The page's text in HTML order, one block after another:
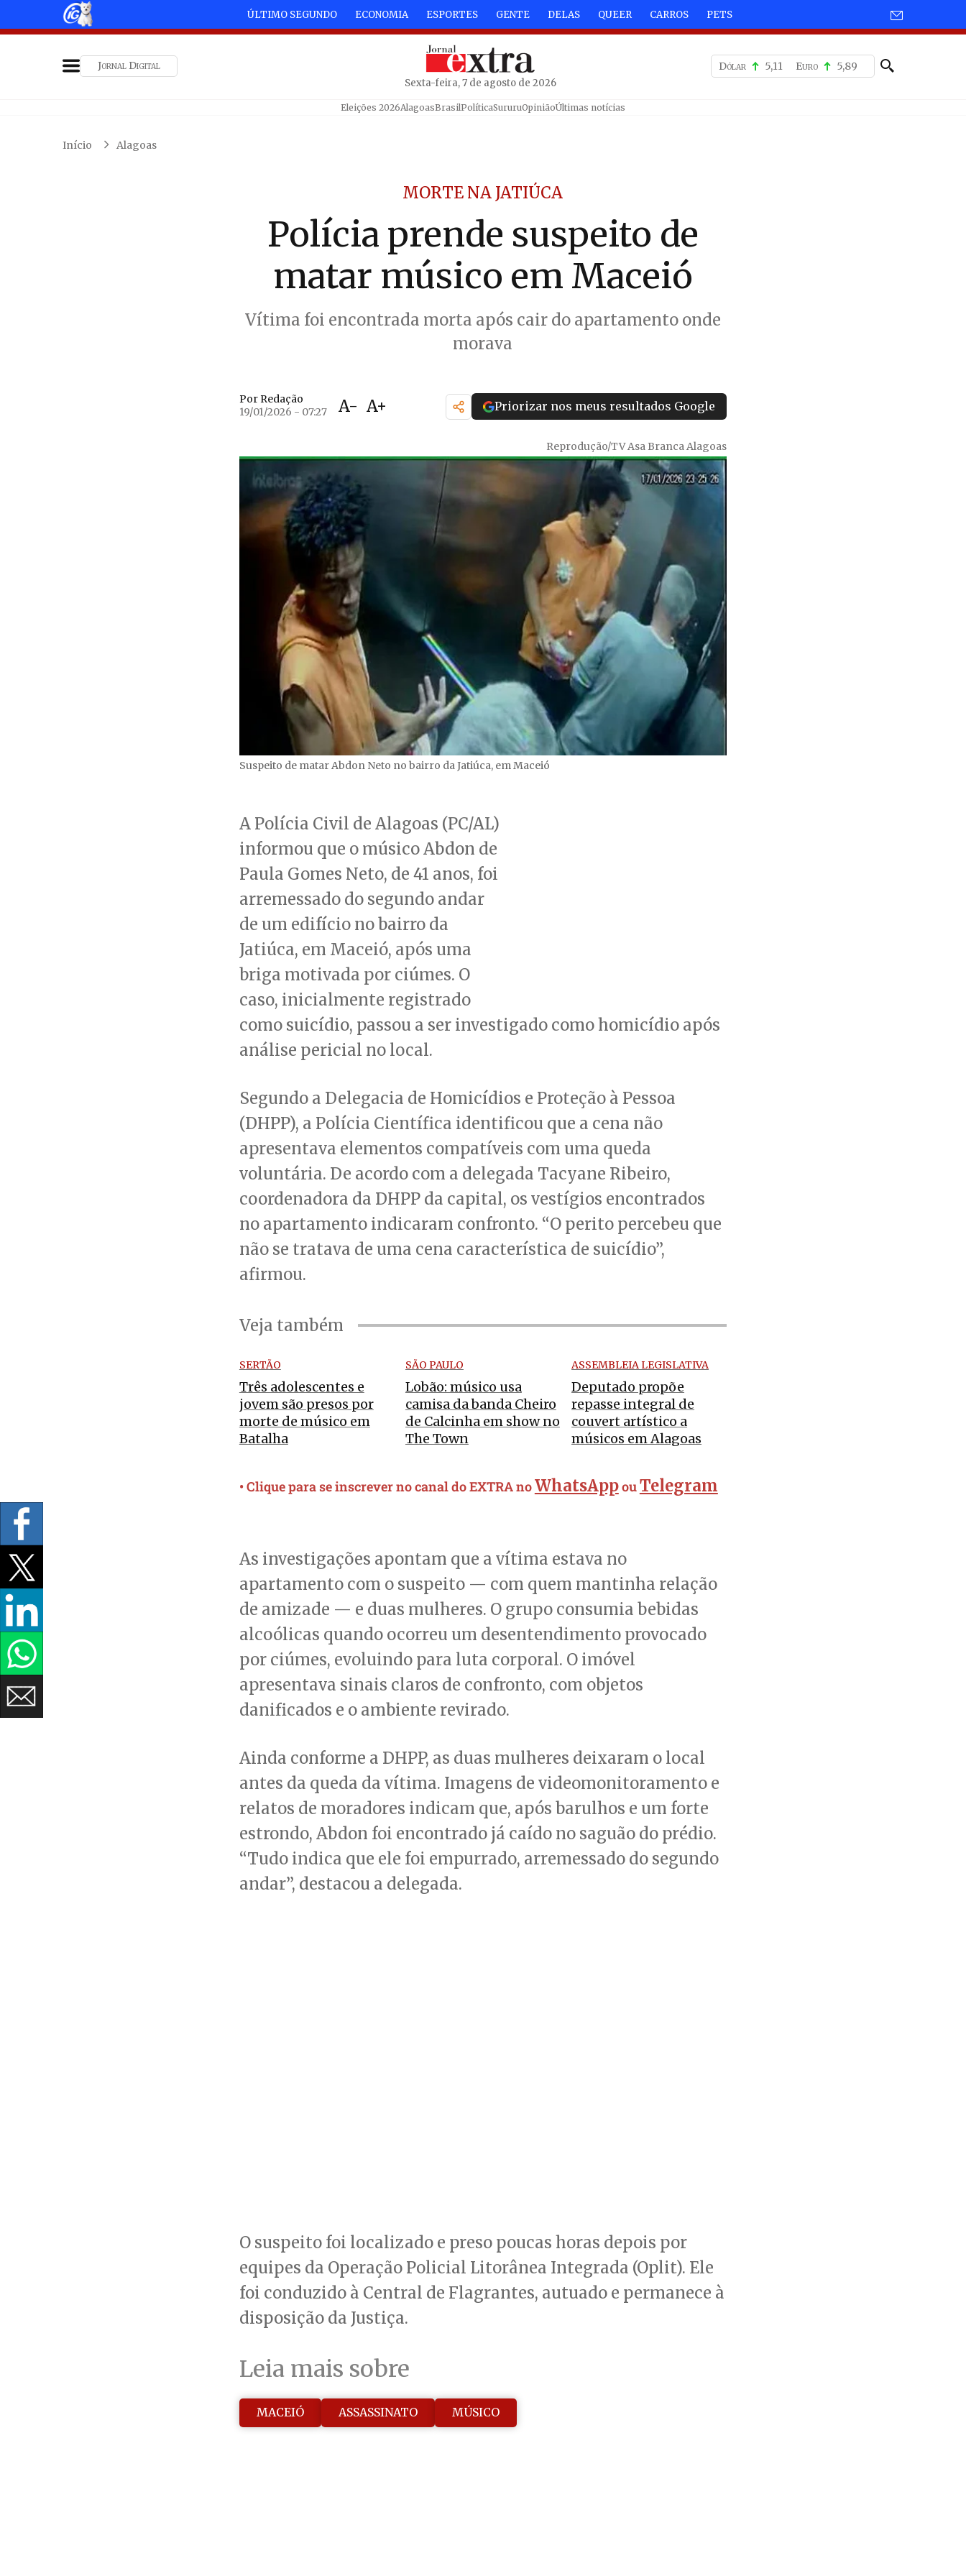
ÚLTIMO SEGUNDO ECONOMIA ESPORTES GENTE DELAS QUEER CARROS PETS
Jornal Digital
Sexta-feira, 7 de agosto de 2026
Dólar 5,11 Euro 5,89
Eleições 2026AlagoasBrasilPolíticaSururuOpiniãoÚltimas notícias
Início Alagoas
MORTE NA JATIÚCA
Polícia prende suspeito de
matar músico em Maceió
Vítima foi encontrada morta após cair do apartamento onde
morava
Por Redação
19/01/2026 - 07:27
A- A+ Priorizar nos meus resultados Google
Reprodução/TV Asa Branca Alagoas
Suspeito de matar Abdon Neto no bairro da Jatiúca, em Maceió
A Polícia Civil de Alagoas (PC/AL)
informou que o músico Abdon de
Paula Gomes Neto, de 41 anos, foi
arremessado do segundo andar
de um edifício no bairro da
Jatiúca, em Maceió, após uma
briga motivada por ciúmes. O
caso, inicialmente registrado
como suicídio, passou a ser investigado como homicídio após
análise pericial no local.
Segundo a Delegacia de Homicídios e Proteção à Pessoa
(DHPP), a Polícia Científica identificou que a cena não
apresentava elementos compatíveis com uma queda
voluntária. De acordo com a delegada Tacyane Ribeiro,
coordenadora da DHPP da capital, os vestígios encontrados
no apartamento indicaram confronto. “O perito percebeu que
não se tratava de uma cena característica de suicídio”,
afirmou.
Veja também
SERTÃO
Três adolescentes e
jovem são presos por
morte de músico em
Batalha
SÃO PAULO
Lobão: músico usa
camisa da banda Cheiro
de Calcinha em show no
The Town
ASSEMBLEIA LEGISLATIVA
Deputado propõe
repasse integral de
couvert artístico a
músicos em Alagoas
• Clique para se inscrever no canal do EXTRA noWhatsAppouTelegram
As investigações apontam que a vítima estava no
apartamento com o suspeito — com quem mantinha relação
de amizade — e duas mulheres. O grupo consumia bebidas
alcoólicas quando ocorreu um desentendimento provocado
por ciúmes, evoluindo para luta corporal. O imóvel
apresentava sinais claros de confronto, com objetos
danificados e o ambiente revirado.
Ainda conforme a DHPP, as duas mulheres deixaram o local
antes da queda da vítima. Imagens de videomonitoramento e
relatos de moradores indicam que, após barulhos e um forte
estrondo, Abdon foi encontrado já caído no saguão do prédio.
“Tudo indica que ele foi empurrado, arremessado do segundo
andar”, destacou a delegada.
O suspeito foi localizado e preso poucas horas depois por
equipes da Operação Policial Litorânea Integrada (Oplit). Ele
foi conduzido à Central de Flagrantes, autuado e permanece à
disposição da Justiça.
Leia mais sobre
MACEIÓ ASSASSINATO MÚSICO